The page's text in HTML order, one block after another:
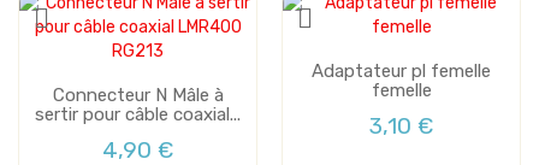
Connecteur N Mâle à
sertir pour câble coaxial...
4,90 €
Adaptateur pl femelle
femelle
3,10 €